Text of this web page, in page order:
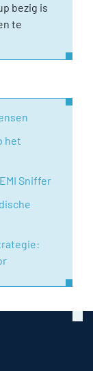
bezig is
te
het
Sniffer